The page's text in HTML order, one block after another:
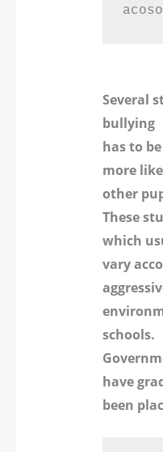
Several
bullying
has to
more
other
These
which
vary
schools.
have
been